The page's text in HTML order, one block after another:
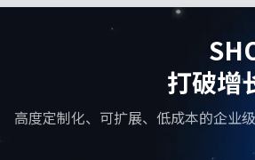
打破增
高度定制化、可扩展、低成本的企业